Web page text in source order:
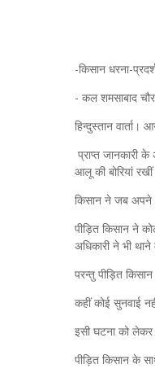
-किसान धरना-
- कल शमसाबाद
हिन्दुस्तान वार्ता।
प्राप्त जानकारी
आलू की बोरियां
किसान ने जब अपने
पीड़ित किसान ने
अधिकारी ने भी थाने
परन्तु पीड़ित
कहीं कोई सुनवाई
इसी घटना को
पीड़ित किसान के